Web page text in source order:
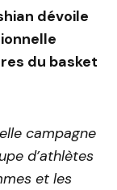
dévoile
du basket
campagne
d’athlètes
et les